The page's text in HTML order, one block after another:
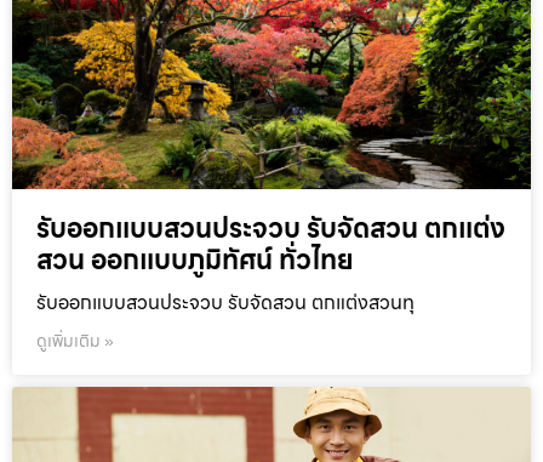
รับออกแบบสวนประจวบ รับจัดสวน ตกแต่ง
สวน ออกแบบภูมิทัศน์ ทั่วไทย
รับออกแบบสวนประจวบ รับจัดสวน ตกแต่งสวนทุ
ดูเพิ่มเติม »